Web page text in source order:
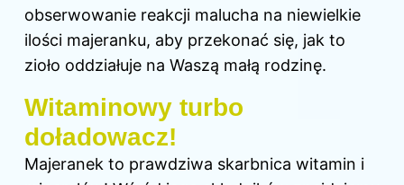
obserwowanie reakcji malucha na niewielkie
ilości majeranku, aby przekonać się, jak to
zioło oddziałuje na Waszą małą rodzinę.
Witaminowy turbo
doładowacz!
Majeranek to prawdziwa skarbnica witamin i